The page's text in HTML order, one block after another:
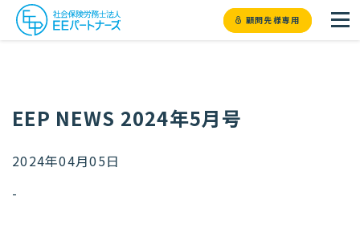
顧問先様専用
EEP NEWS 2024年5月号
2024年04月05日
-